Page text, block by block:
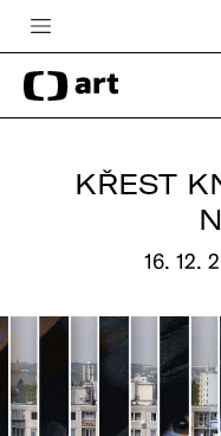
Česká televize
Zpravodajství
Vše o ČT
KŘEST
16. 12.